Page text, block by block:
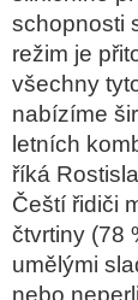
schopnosti
režim je
všechny
nabízíme
letních
říká
Čeští řidiči
čtvrtiny (78
uměl ými
nebo